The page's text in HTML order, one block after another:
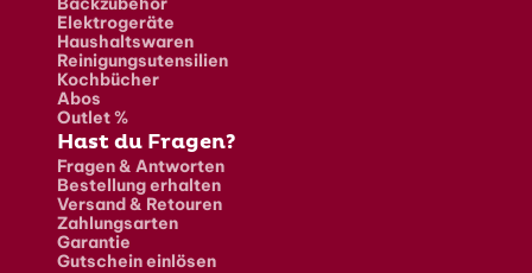
Elektrogeräte
Haushaltswaren
Reinigungsutensilien
Kochbücher
Abos
Outlet %
Hast du Fragen?
Fragen & Antworten
Bestellung erhalten
Versand & Retouren
Zahlungsarten
Garantie
Gutschein einlösen